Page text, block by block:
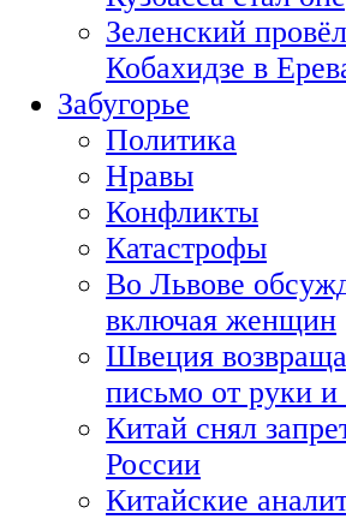
Зеленский
Кобахидзе в
Забугорье
Политика
Нравы
Конфликты
Катастрофы
Во Львове
включая женщин
Швеция
письмо от руки
Китай снял
России
Китайские